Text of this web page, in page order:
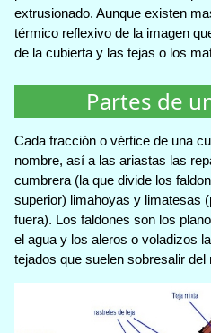
extrusionado. Aunque existen
térmico reflexivo de la imagen
de la cubierta y las tejas o los
Partes de
Cada fracción o vértice de una
nombre, así a las ariastas las
cumbrera (la que divide los
superior) limahoyas y limatesas
fuera). Los faldones son los
el agua y los aleros o voladizos
tejados que suelen sobresalir